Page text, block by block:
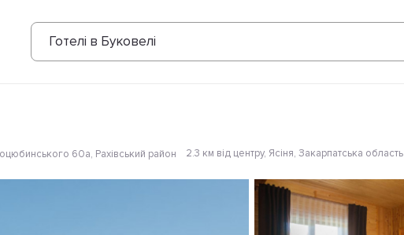
Готелі в Буковелі
60а, Рахівський район 2.3 км від центру, Ясіня, Закарпатська область